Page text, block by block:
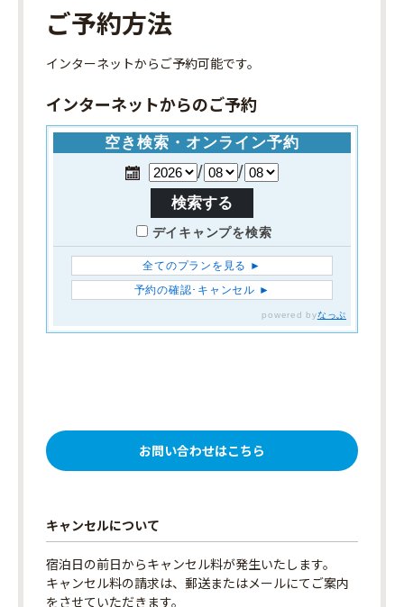
ご予約方法
インターネットからご予約可能です。
インターネットからのご予約
お問い合わせはこちら
キャンセルについて
宿泊日の前日からキャンセル料が発生いたします。
キャンセル料の請求は、郵送またはメールにてご案内
をさせていただきます。